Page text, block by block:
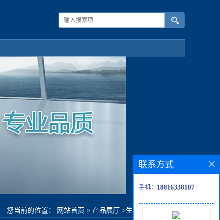
您当前的位置： 网站首页 > 产品展厅 >生化试剂 硫化银
联系方式
手机： 18016338107